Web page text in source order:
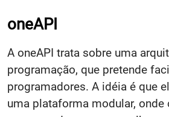
oneAPI
A oneAPI trata sobre uma
programação, que pretende
programadores. A idéia é que
uma plataforma modular, onde